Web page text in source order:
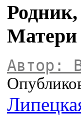
Матери
Автор: